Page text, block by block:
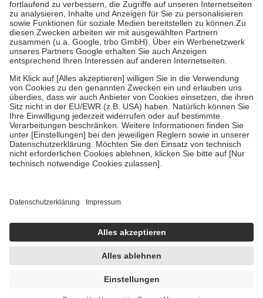
Diese Regeln gelten grundsätzlich auch für Online-Apotheken.
Bei Heilmitteln und häuslicher Krankenpflege beträgt die
Zuzahlung zehn Prozent der Kosten sowie zehn Euro je
Verordnung.
Um das Engagement der Versicherten für ihre eigene Gesundheit zu
stärken und die besondere Stellung der Familie zu unterstützen,
fallenkeine Zuzahlungenan bei:
• Kindern und Jugendlichen bis zum vollendeten 18. Lebensjahr
mit Ausnahme der Fahrkosten
• Untersuchungen zur Vorsorge und Früherkennung, die von der
GKV getragen werden
• empfohlenen Schutzimpfungen
• Harn- und Blutteststreifen
getroffen, um sicherzustellen, dass es sich um echte Bewertungen
https://help.etrusted.com/hc/de/articles/4419944605341
Einige Bilder und Inhalte wurden unter Zuhilfenahme künstlicher